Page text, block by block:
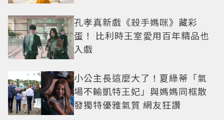
孔孝真新戲《殺手媽咪》藏彩
蛋！ 比利時王室愛用百年精品也
入戲
小公主長這麼大了！夏綠蒂「氣
場不輸凱特王妃」與媽媽同框散
發獨特優雅氣質 網友狂讚